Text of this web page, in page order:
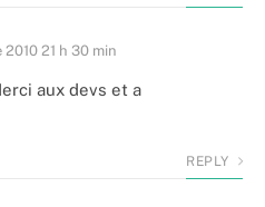
21 h 30 min
aux devs et a
REPLY